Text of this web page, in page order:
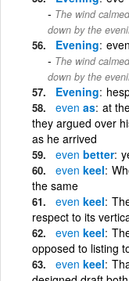
The wind
down by the
Evening even
The wind
down by the
Evening
even as at
they argued over
as he arrived
even better
even keel
the same
even keel
respect to its
even keel
opposed to listing
even keel